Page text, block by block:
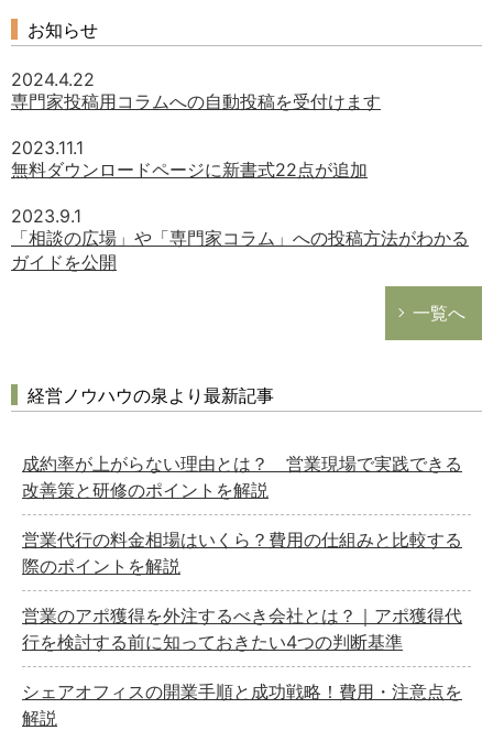
お知らせ
2024.4.22
専門家投稿用コラムへの自動投稿を受付けます
2023.11.1
無料ダウンロードページに新書式22点が追加
2023.9.1
「相談の広場」や「専門家コラム」への投稿方法がわかる
ガイドを公開
一覧へ
経営ノウハウの泉より最新記事
成約率が上がらない理由とは？ 営業現場で実践できる
改善策と研修のポイントを解説
営業代行の料金相場はいくら？費用の仕組みと比較する
際のポイントを解説
営業のアポ獲得を外注するべき会社とは？｜アポ獲得代
行を検討する前に知っておきたい4つの判断基準
シェアオフィスの開業手順と成功戦略！費用・注意点を
解説